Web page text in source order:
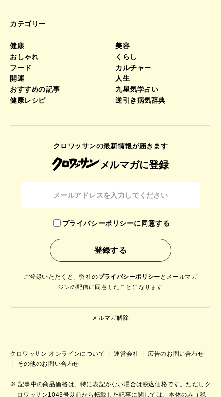
カテゴリー
健康
美容
おしゃれ
くらし
フード
カルチャー
開運
人生
おすすめの記事
九星気学占い
健康レシピ
逆引き病気辞典
クロワッサンの最新情報が届きます
メルマガに登録
プライバシーポリシーに同意する
ご登録いただくと、弊社のプライバシーポリシー と メールマガ
ジンの配信に同意したことになります
メルマガ解除
クロワッサン オンラインについて 運営会社
広告のお問い合わせ
その他のお問い合わせ
記事中の商品価格は、特に表記がない場合は税込価格です。ただしク
ロワッサン1043号以前から転載した記事に関しては、本体のみ（税